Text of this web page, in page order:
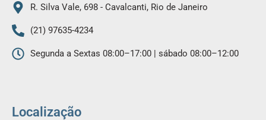
R. Silva Vale, 698 - Cavalcanti, Rio de Janeiro
(21) 97635-4234
Segunda a Sextas 08:00–17:00 | sábado 08:00–12:00
Localização